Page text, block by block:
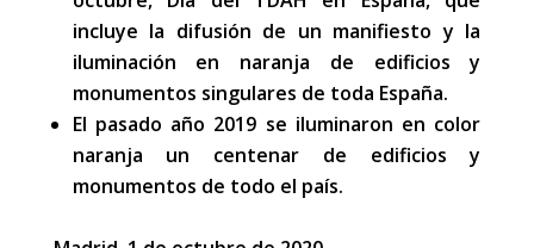
incluye la difusión de un manifiesto y la
iluminación en naranja de edificios y
monumentos singulares de toda España.
El pasado año 2019 se iluminaron en color
naranja un centenar de edificios y
monumentos de todo el país.